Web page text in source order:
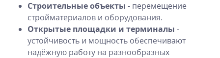
Строительные объекты - перемещение
стройматериалов и оборудования.
Открытые площадки и терминалы -
устойчивость и мощность обеспечивают
надёжную работу на разнообразных